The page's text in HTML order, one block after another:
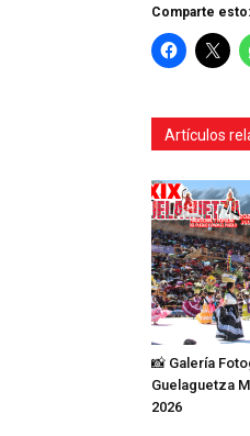
Comparte esto:
Artículos
📸 Galería
Guelaguetza
2026